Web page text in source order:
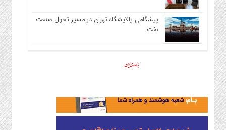
پیشگامی پالایشگاه تهران در مسیر تحول صنعت
نفت